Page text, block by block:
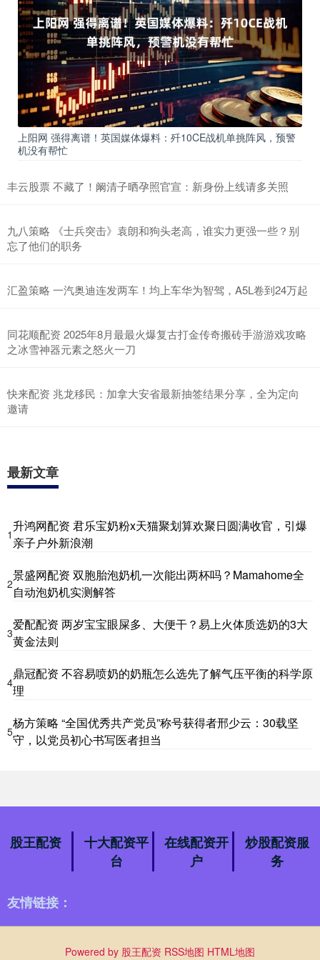
上阳网 强得离谱！英国媒体爆料：歼10CE战机单挑阵风，预警
机没有帮忙
丰云股票 不藏了！阚清子晒孕照官宣：新身份上线请多关照
九八策略 《士兵突击》袁朗和狗头老高，谁实力更强一些？别
忘了他们的职务
汇盈策略 一汽奥迪连发两车！均上车华为智驾，A5L卷到24万起
同花顺配资 2025年8月最最火爆复古打金传奇搬砖手游游戏攻略
之冰雪神器元素之怒火一刀
快来配资 兆龙移民：加拿大安省最新抽签结果分享，全为定向
邀请
最新文章
1
升鸿网配资 君乐宝奶粉x天猫聚划算欢聚日圆满收官，引爆
亲子户外新浪潮
2
景盛网配资 双胞胎泡奶机一次能出两杯吗？Mamahome全
自动泡奶机实测解答
3
爱配配资 两岁宝宝眼屎多、大便干？易上火体质选奶的3大
黄金法则
4
鼎冠配资 不容易喷奶的奶瓶怎么选先了解气压平衡的科学原
理
5
杨方策略 “全国优秀共产党员”称号获得者邢少云：30载坚
守，以党员初心书写医者担当
股王配资
十大配资平
台
在线配资开
户
炒股配资服
务
友情链接：
Powered by 股王配资 RSS地图 HTML地图